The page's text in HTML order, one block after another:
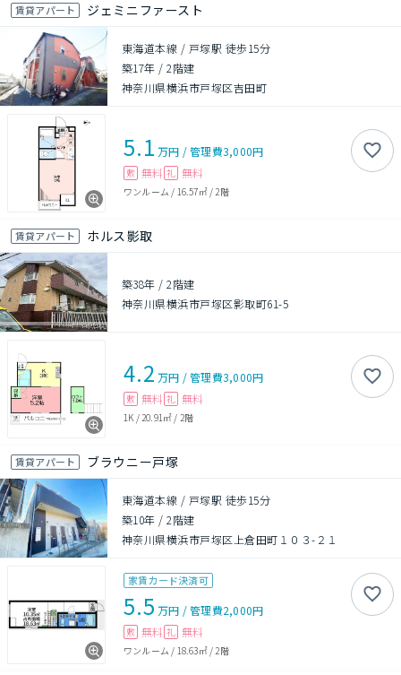
賃貸アパート ジェミニファースト
東海道本線 / 戸塚駅 徒歩15分
築17年 /2階建
神奈川県横浜市戸塚区吉田町
5.1 万円 /管理費3,000円
敷 無料 礼 無料
ワンルーム / 16.57㎡/ 2階
賃貸アパート ホルス影取
築38年 /2階建
神奈川県横浜市戸塚区影取町61-5
4.2 万円 /管理費3,000円
敷 無料 礼 無料
1K / 20.91㎡ / 2階
賃貸アパート ブラウニー戸塚
東海道本線 / 戸塚駅 徒歩15分
築10年 /2階建
神奈川県横浜市戸塚区上倉田町１０３-２１
家賃カード決済可
5.5 万円 /管理費2,000円
敷 無料 礼 無料
ワンルーム / 18.63㎡/2階